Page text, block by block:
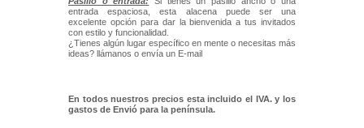
entrada espaciosa, esta alacena puede ser una
excelente opción para dar la bienvenida a tus invitados
con estilo y funcionalidad.
¿Tienes algún lugar específico en mente o necesitas más
ideas? llámanos o envía un E-mail
En todos nuestros precios esta incluido el IVA. y los
gastos de Envió para la península.